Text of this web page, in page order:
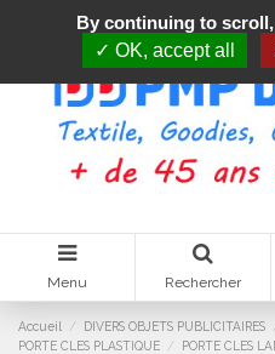
Menu Rechercher
Accueil DIVERS OBJETS PUBLICITAIRES
PORTE CLES PLASTIQUE
PORTE CLES
By continuing to scroll,
OK, accept all